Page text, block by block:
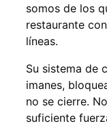
somos de los
restaurante
líneas.
Su sistema de
imanes,
no se cierre.
suficiente